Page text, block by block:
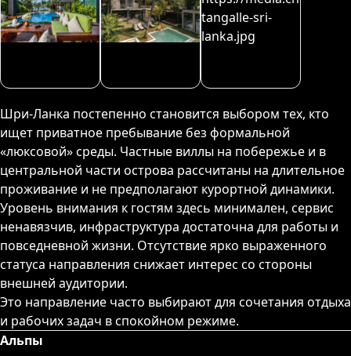
Шри-Ланка постепенно становится выбором тех, кто
ищет приватное пребывание без формальной
«люксовой» среды. Частные виллы на побережье и в
центральной части острова рассчитаны на длительное
проживание и не предполагают курортной динамики.
Уровень внимания к гостям здесь минимален, сервис
ненавязчив, инфраструктура достаточна для работы и
повседневной жизни. Отсутствие ярко выраженного
статуса направления снижает интерес со стороны
внешней аудитории.
Это направление часто выбирают для сочетания отдыха
и рабочих задач в спокойном режиме.
Альпы